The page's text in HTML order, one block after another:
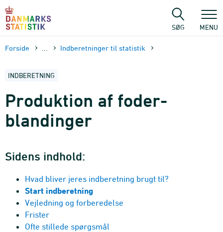
sidens
SØG MENU
Forside Indberetninger til statistik
INDBERETNING
Produktion af foder­
blandinger
Sidens indhold:
Hvad bliver jeres indberetning brugt til?
Start indberetning
Vejledning og forberedelse
Frister
Ofte stillede spørgsmål